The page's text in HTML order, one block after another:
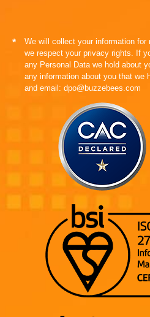
*
We will collect your information for
we respect your privacy rights. If
any Personal Data we hold about
any information about you that we
and email: dpo@buzzebees.com